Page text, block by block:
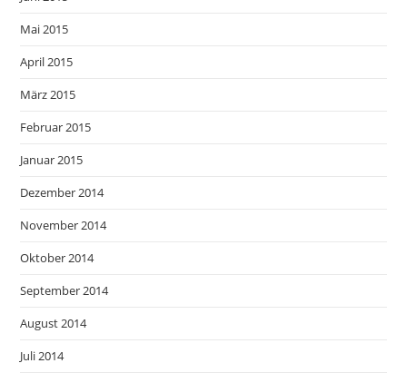
Mai 2015
April 2015
März 2015
Februar 2015
Januar 2015
Dezember 2014
November 2014
Oktober 2014
September 2014
August 2014
Juli 2014